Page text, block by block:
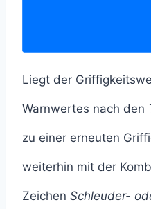
Liegt der
Warnwertes nach den
zu einer erneuten
weiterhin mit der
Zeichen Schleuder-